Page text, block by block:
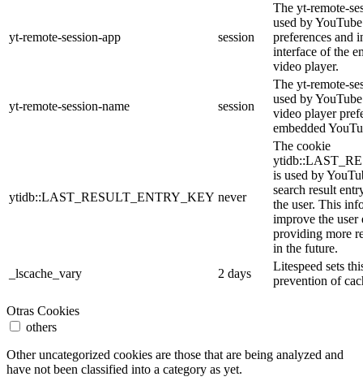
yt-remote-session-app session
The yt-remote-
used by
preferences and
interface of the
video player.
yt-remote-session-name session
The yt-remote-
used by
video player
embedded
ytidb::LAST_RESULT_ENTRY_KEY never
The cookie
is used by
search result
the user. This
improve the user
providing more
in the future.
_lscache_vary
2 days
Litespeed sets
prevention of
Otras Cookies
others
Other uncategorized cookies are those that are being analyzed and
have not been classified into a category as yet.